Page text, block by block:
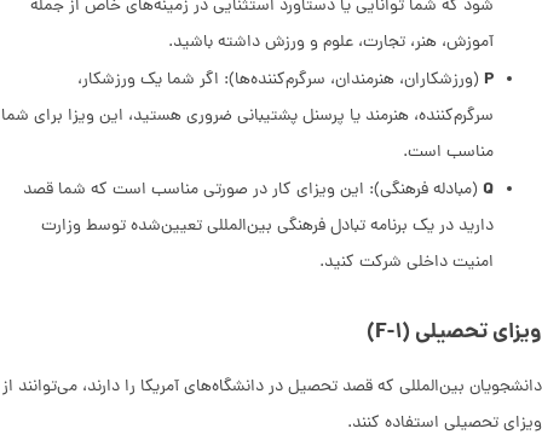
شود که شما توانایی یا دستاورد استثنایی در زمینه‌های خاص از جمله
آموزش، هنر، تجارت، علوم و ورزش داشته باشید.
P (ورزشکاران، هنرمندان، سرگرم‌کننده‌ها): اگر شما یک ورزشکار،
سرگرم‌کننده، هنرمند یا پرسنل پشتیبانی ضروری هستید، این ویزا برای شما
مناسب است.
Q (مبادله فرهنگی): این ویزای کار در صورتی مناسب است که شما قصد
دارید در یک برنامه تبادل فرهنگی بین‌المللی تعیین‌شده توسط وزارت
امنیت داخلی شرکت کنید.
ویزای تحصیلی (F-۱)
دانشجویان بین‌المللی که قصد تحصیل در دانشگاه‌های آمریکا را دارند، می‌توانند از
ویزای تحصیلی استفاده کنند.